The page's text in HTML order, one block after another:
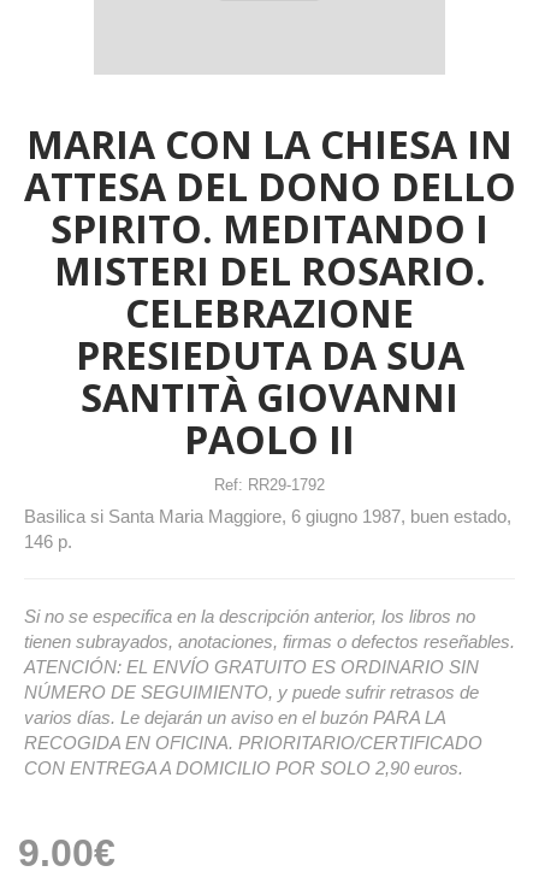
MARIA CON LA CHIESA IN
ATTESA DEL DONO DELLO
SPIRITO. MEDITANDO I
MISTERI DEL ROSARIO.
CELEBRAZIONE
PRESIEDUTA DA SUA
SANTITÀ GIOVANNI
PAOLO II
Ref: RR29-1792
Basilica si Santa Maria Maggiore, 6 giugno 1987, buen estado,
146 p.
Si no se especifica en la descripción anterior, los libros no
tienen subrayados, anotaciones, firmas o defectos reseñables.
ATENCIÓN: EL ENVÍO GRATUITO ES ORDINARIO SIN
NÚMERO DE SEGUIMIENTO, y puede sufrir retrasos de
varios días. Le dejarán un aviso en el buzón PARA LA
RECOGIDA EN OFICINA. PRIORITARIO/CERTIFICADO
CON ENTREGA A DOMICILIO POR SOLO 2,90 euros.
9.00€